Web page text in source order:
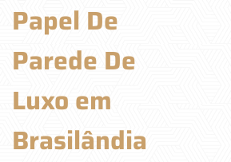
Papel De
Parede De
Luxo em
Brasilândia